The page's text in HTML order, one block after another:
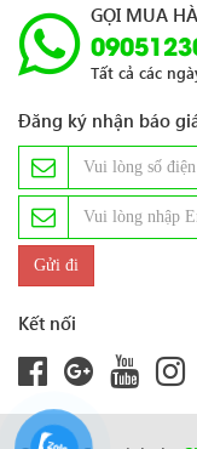
GỌI MUA
Tất cả các
Đăng ký nhận báo
Kết nối